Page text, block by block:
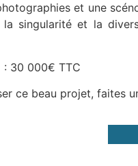
et une
la singularité et la
: 30 000€ TTC
ce beau projet, faites